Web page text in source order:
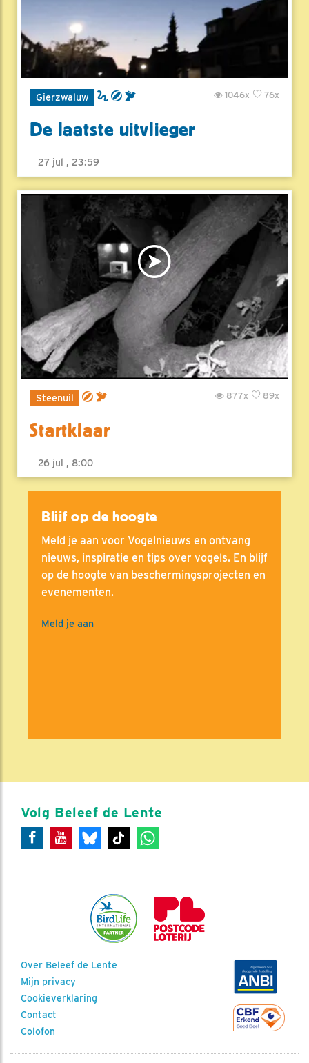
Gierzwaluw 76x
1046x
De laatste uitvlieger
27 jul , 23:59
Steenuil 89x
877x
Startklaar
26 jul , 8:00
Blijf op de hoogte
Meld je aan voor Vogelnieuws en ontvang
nieuws, inspiratie en tips over vogels. En blijf
op de hoogte van beschermingsprojecten en
evenementen.
Meld je aan
Volg Beleef de Lente
Over Beleef de Lente
Mijn privacy
Cookieverklaring
Contact
Colofon